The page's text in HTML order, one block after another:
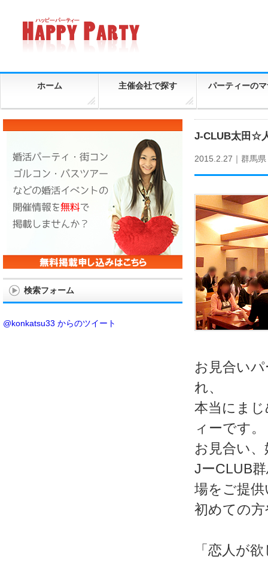
ホーム 主催会社で探す パーティーの
J-CLUB太田☆
2015.2.27｜ 群馬県
お見合い
れ、
本当にま
ィーです。
お見合い
JーCLUB
場をご提
初めての
「恋人が
検索フォーム
@konkatsu33 からのツイート